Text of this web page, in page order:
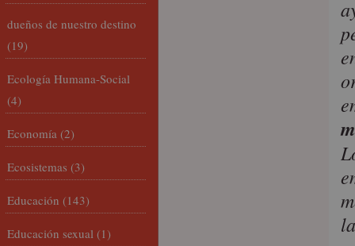
dueños de nuestro destino
(19)
Ecología Humana-Social
(4)
Economía (2)
Ecosistemas (3)
Educación (143)
Educación sexual (1)